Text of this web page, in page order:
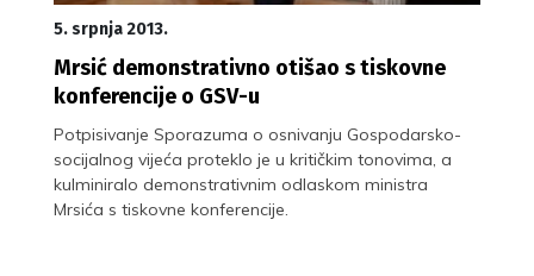
5. srpnja 2013.
Mrsić demonstrativno otišao s tiskovne
konferencije o GSV-u
Potpisivanje Sporazuma o osnivanju Gospodarsko-
socijalnog vijeća proteklo je u kritičkim tonovima, a
kulminiralo demonstrativnim odlaskom ministra
Mrsića s tiskovne konferencije.